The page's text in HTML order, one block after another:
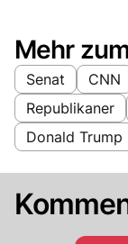
Mehr
Senat CNN
Republikaner
Donald Trump